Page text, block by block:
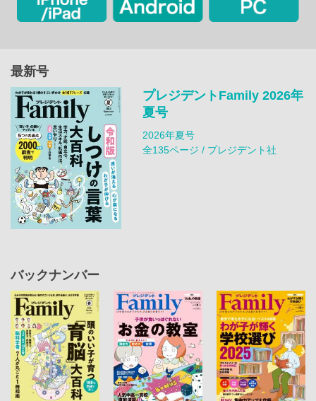
最新号
プレジデントFamily 2026年
夏号
2026年夏号
全135ページ / プレジデント社
バックナンバー